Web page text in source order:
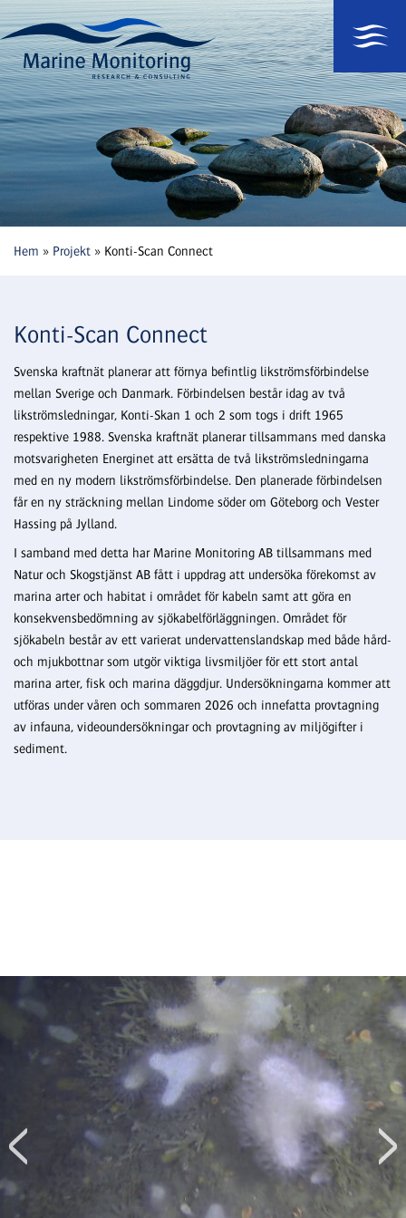
Hem » Projekt » Konti-Scan Connect
Konti-Scan Connect
Svenska kraftnät planerar att förnya befintlig likströmsförbindelse
mellan Sverige och Danmark. Förbindelsen består idag av två
likströmsledningar, Konti-Skan 1 och 2 som togs i drift 1965
respektive 1988. Svenska kraftnät planerar tillsammans med danska
motsvarigheten Energinet att ersätta de två likströmsledningarna
med en ny modern likströmsförbindelse. Den planerade förbindelsen
får en ny sträckning mellan Lindome söder om Göteborg och Vester
Hassing på Jylland.
I samband med detta har Marine Monitoring AB tillsammans med
Natur och Skogstjänst AB fått i uppdrag att undersöka förekomst av
marina arter och habitat i området för kabeln samt att göra en
konsekvensbedömning av sjökabelförläggningen. Området för
sjökabeln består av ett varierat undervattenslandskap med både hård-
och mjukbottnar som utgör viktiga livsmiljöer för ett stort antal
marina arter, fisk och marina däggdjur. Undersökningarna kommer att
utföras under våren och sommaren 2026 och innefatta provtagning
av infauna, videoundersökningar och provtagning av miljögifter i
sediment.